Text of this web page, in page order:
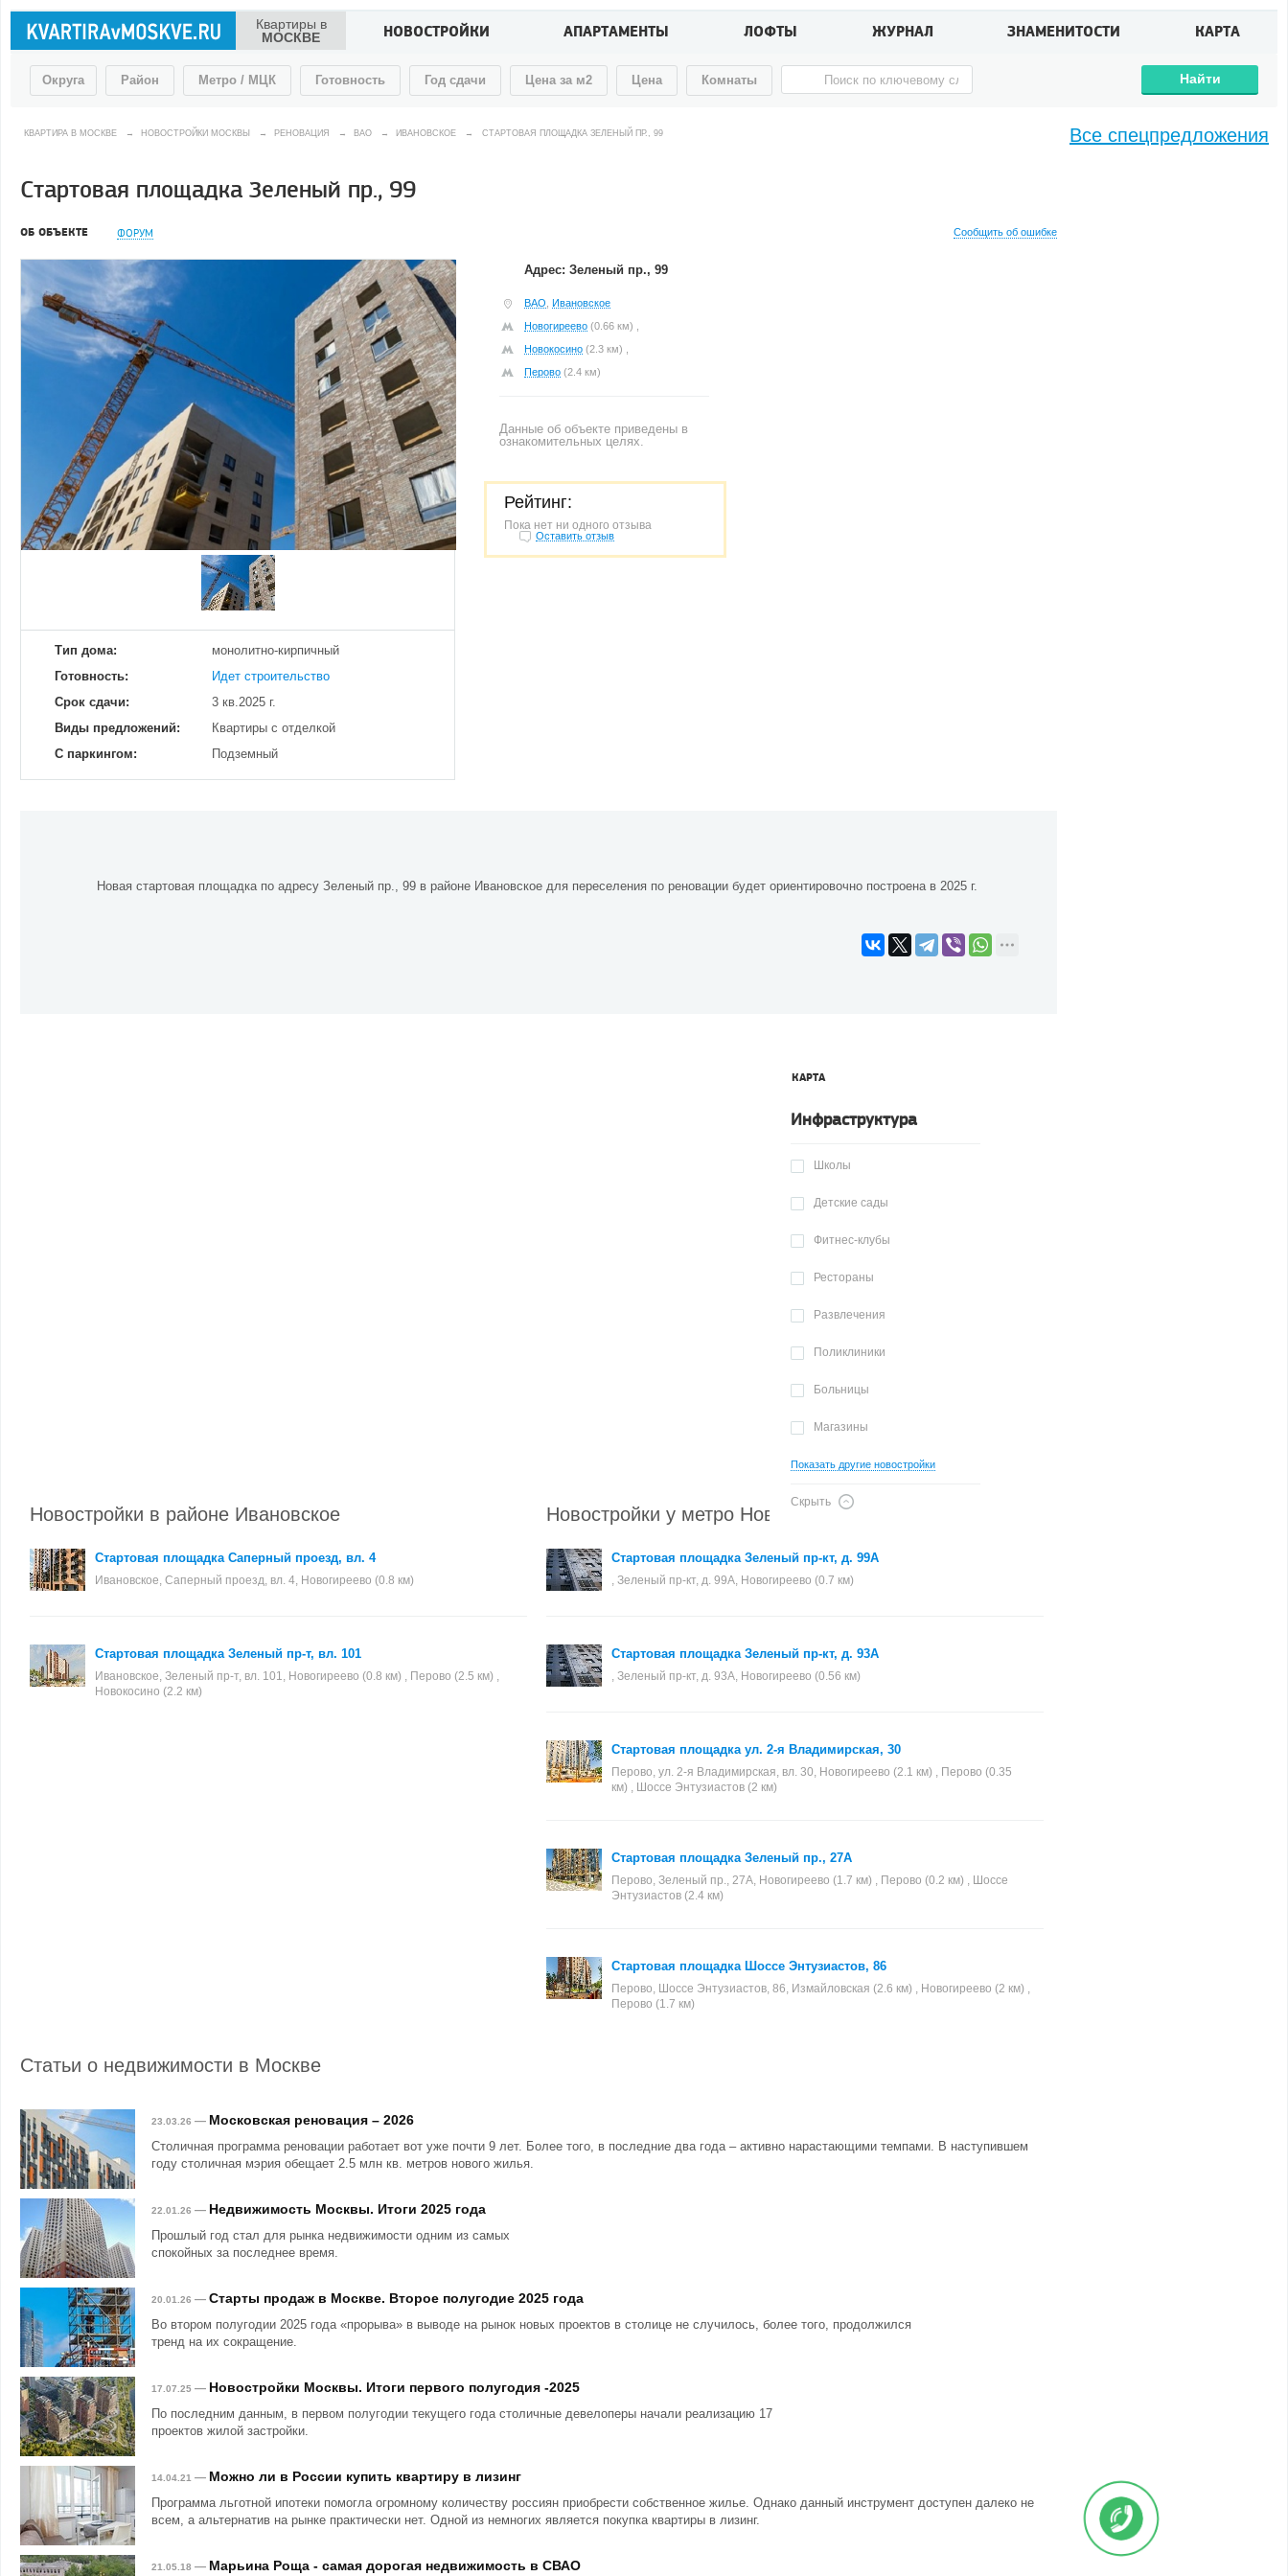
Квартиры в
МОСКВЕ
НОВОСТРОЙКИ АПАРТАМЕНТЫ ЛОФТЫ ЖУРНАЛ ЗНАМЕНИТОСТИ КАРТА
Округа Район Метро / МЦК Готовность Год сдачи Цена за м2 Цена Комнаты Найти
КВАРТИРА В МОСКВЕ → НОВОСТРОЙКИ МОСКВЫ → РЕНОВАЦИЯ → ВАО → ИВАНОВСКОЕ → СТАРТОВАЯ ПЛОЩАДКА ЗЕЛЕНЫЙ ПР., 99
Стартовая площадка Зеленый пр., 99
ОБ ОБЪЕКТЕ ФОРУМ Сообщить об ошибке
Добавить фотографию Изменено: 28.11.2024 Просмотров 13246
Тип дома:
монолитно-кирпичный
Готовность:
Идет строительство
Срок сдачи:
3 кв.2025 г.
Виды предложений:
Квартиры с отделкой
С паркингом:
Подземный
Адрес: Зеленый пр., 99
ВАО Ивановское
Новогиреево (0.66 км) ,
Новокосино (2.3 км) ,
Перово (2.4 км)
Данные об объекте приведены в
ознакомительных целях.
Рейтинг:
Пока нет ни одного отзыва
Оставить отзыв
Новая стартовая площадка по адресу Зеленый пр., 99 в районе Ивановское для переселения по реновации будет ориентировочно построена в 2025 г.
КАРТА
Инфраструктура
Школы
Детские сады
Фитнес-клубы
Рестораны
Развлечения
Поликлиники
Больницы
Магазины
Показать другие новостройки
Скрыть
Новостройки в районе Ивановское
Стартовая площадка Саперный проезд, вл. 4
Ивановское, Саперный проезд, вл. 4, Новогиреево (0.8 км)
Стартовая площадка Зеленый пр-т, вл. 101
Ивановское, Зеленый пр-т, вл. 101, Новогиреево (0.8 км) , Перово (2.5 км) ,
Новокосино (2.2 км)
Новостройки у метро Новогиреево
Стартовая площадка Зеленый пр-кт, д. 99А
, Зеленый пр-кт, д. 99А, Новогиреево (0.7 км)
Стартовая площадка Зеленый пр-кт, д. 93А
, Зеленый пр-кт, д. 93А, Новогиреево (0.56 км)
Стартовая площадка ул. 2-я Владимирская, 30
Перово, ул. 2-я Владимирская, вл. 30, Новогиреево (2.1 км) , Перово (0.35
км) , Шоссе Энтузиастов (2 км)
Стартовая площадка Зеленый пр., 27А
Перово, Зеленый пр., 27А, Новогиреево (1.7 км) , Перово (0.2 км) , Шоссе
Энтузиастов (2.4 км)
Стартовая площадка Шоссе Энтузиастов, 86
Перово, Шоссе Энтузиастов, 86, Измайловская (2.6 км) , Новогиреево (2 км) ,
Перово (1.7 км)
Статьи о недвижимости в Москве
23.03.26 — Московская реновация – 2026
Столичная программа реновации работает вот уже почти 9 лет. Более того, в последние два года – активно нарастающими темпами. В наступившем
году столичная мэрия обещает 2.5 млн кв. метров нового жилья.
22.01.26 — Недвижимость Москвы. Итоги 2025 года
Прошлый год стал для рынка недвижимости одним из самых
спокойных за последнее время.
20.01.26 — Старты продаж в Москве. Второе полугодие 2025 года
Во втором полугодии 2025 года «прорыва» в выводе на рынок новых проектов в столице не случилось, более того, продолжился
тренд на их сокращение.
17.07.25 — Новостройки Москвы. Итоги первого полугодия -2025
По последним данным, в первом полугодии текущего года столичные девелоперы начали реализацию 17
проектов жилой застройки.
14.04.21 — Можно ли в России купить квартиру в лизинг
Программа льготной ипотеки помогла огромному количеству россиян приобрести собственное жилье. Однако данный инструмент доступен далеко не
всем, а альтернатив на рынке практически нет. Одной из немногих является покупка квартиры в лизинг.
21.05.18 — Марьина Роща - самая дорогая недвижимость в СВАО
Все спецпредложения